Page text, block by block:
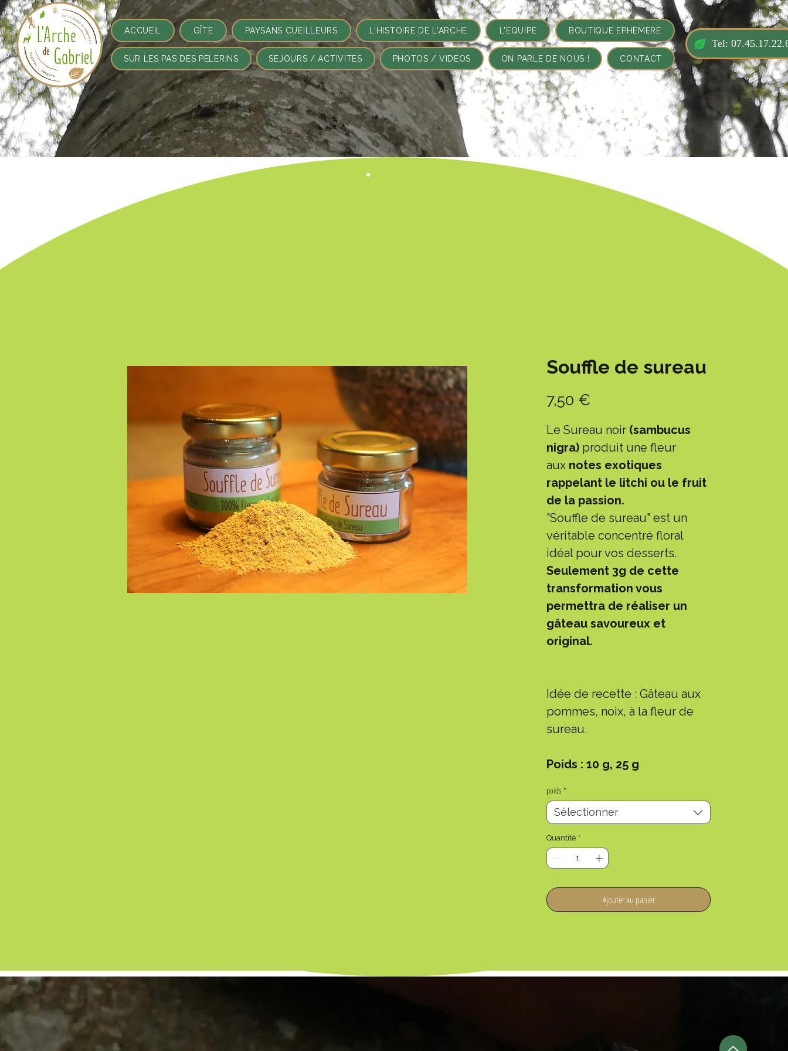
ACCUEIL GÎTE PAYSANS CUEILLEURS L'HISTOIRE DE L'ARCHE L'EQUIPE BOUTIQUE EPHEMERE
SUR LES PAS DES PELERINS SEJOURS / ACTIVITES PHOTOS / VIDEOS ON PARLE DE NOUS ! CONTACT
Tel:
Souffle de sureau
7,50 €
Le Sureau noir (sambucus
nigra) produit une fleur
aux notes exotiques
rappelant le litchi ou le fruit
de la passion.
"Souffle de sureau" est un
véritable concentré floral
idéal pour vos desserts.
Seulement 3g de cette
transformation vous
permettra de réaliser un
gâteau savoureux et
original.
Idée de recette : Gâteau aux
pommes, noix, à la fleur de
sureau.
Poids : 10 g, 25 g
poids *
Sélectionner
Quantité *
Ajouter au panier